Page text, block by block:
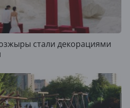
стали декорациями